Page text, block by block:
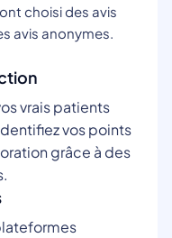
choisi des avis
avis anonymes.
vrais patients
vos points
grâce à des